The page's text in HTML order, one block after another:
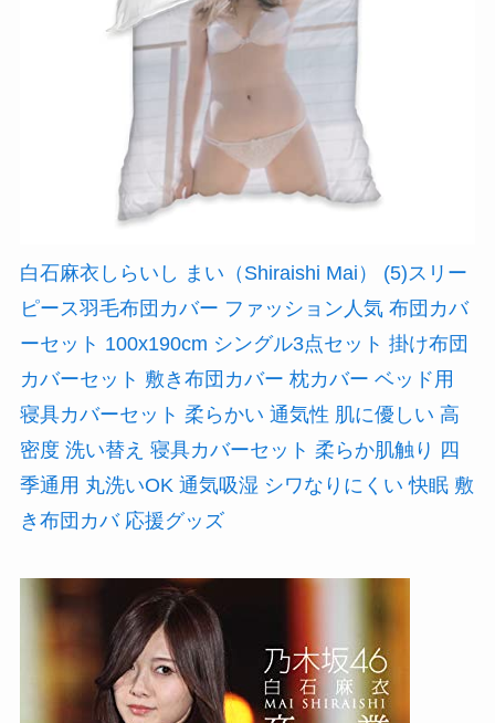
白石麻衣しらいし まい（Shiraishi Mai） (5)スリー
ピース羽毛布団カバー ファッション人気 布団カバ
ーセット 100x190cm シングル3点セット 掛け布団
カバーセット 敷き布団カバー 枕カバー ベッド用
寝具カバーセット 柔らかい 通気性 肌に優しい 高
密度 洗い替え 寝具カバーセット 柔らか肌触り 四
季通用 丸洗いOK 通気吸湿 シワなりにくい 快眠 敷
き布団カバ 応援グッズ